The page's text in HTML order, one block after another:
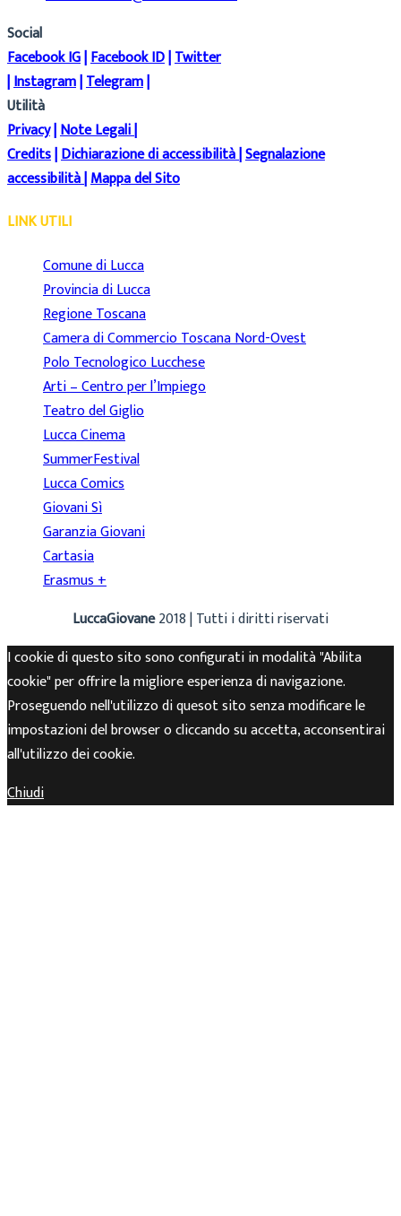
Social
Facebook IG|Facebook ID|Twitter
|Instagram|Telegram|
Utilità
Privacy|Note Legali|
Credits|Dichiarazione di accessibilità|Segnalazione
accessibilità|Mappa del Sito
LINK UTILI
Comune di Lucca
Provincia di Lucca
Regione Toscana
Camera di Commercio Toscana Nord-Ovest
Polo Tecnologico Lucchese
Arti – Centro per l’Impiego
Teatro del Giglio
Lucca Cinema
SummerFestival
Lucca Comics
Giovani Sì
Garanzia Giovani
Cartasia
Erasmus +
LuccaGiovane2018 | Tutti i diritti riservati
I cookie di questo sito sono configurati in modalità "Abilita
cookie" per offrire la migliore esperienza di navigazione.
Proseguendo nell'utilizzo di quesot sito senza modificare le
impostazioni del browser o cliccando su accetta, acconsentirai
all'utilizzo dei cookie.
Chiudi